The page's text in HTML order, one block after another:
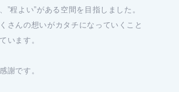
”程よい”がある空間を目指しました。
さんの想いがカタチになっていくこと
います。
謝です。